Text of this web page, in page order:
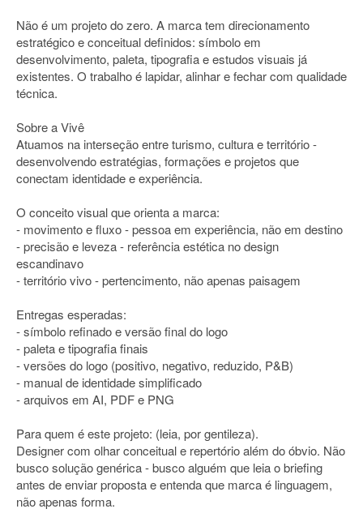
Não é um projeto do zero. A marca tem direcionamento
estratégico e conceitual definidos: símbolo em
desenvolvimento, paleta, tipografia e estudos visuais já
existentes. O trabalho é lapidar, alinhar e fechar com qualidade
técnica.
Sobre a Vivê
Atuamos na interseção entre turismo, cultura e território -
desenvolvendo estratégias, formações e projetos que
conectam identidade e experiência.
O conceito visual que orienta a marca:
- movimento e fluxo - pessoa em experiência, não em destino
- precisão e leveza - referência estética no design
escandinavo
- território vivo - pertencimento, não apenas paisagem
Entregas esperadas:
- símbolo refinado e versão final do logo
- paleta e tipografia finais
- versões do logo (positivo, negativo, reduzido, P&B)
- manual de identidade simplificado
- arquivos em AI, PDF e PNG
Para quem é este projeto: (leia, por gentileza).
Designer com olhar conceitual e repertório além do óbvio. Não
busco solução genérica - busco alguém que leia o briefing
antes de enviar proposta e entenda que marca é linguagem,
não apenas forma.